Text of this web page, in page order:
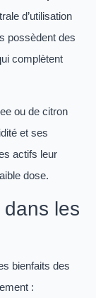
d’utilisation
possèdent des
complètent
ou de citron
et ses
actifs leur
dose.
dans les
bienfaits des
: